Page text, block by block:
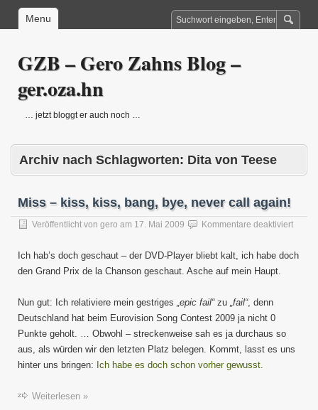
Menu
GZB – Gero Zahns Blog –
ger.oza.hn
… jetzt bloggt er auch noch …
Archiv nach Schlagworten: Dita von Teese
Miss – kiss, kiss, bang, bye, never call again!
Veröffentlicht von gero am 17. Mai 2009 Kommentare deaktiviertfür
–
Ich hab’s doch geschaut – der DVD-Player bliebt kalt, ich habe doch
den Grand Prix de la Chanson geschaut. Asche auf mein Haupt.
Nun gut: Ich relativiere mein gestriges „epic fail“zu „fail“, denn
Deutschland hat beim Eurovision Song Contest 2009 ja nicht 0
Punkte geholt. … Obwohl – streckenweise sah es ja durchaus so
aus, als würden wir den letzten Platz belegen. Kommt, lasst es uns
hinter uns bringen: Ich habe es doch schon vorher gewusst.
Weiterlesen »